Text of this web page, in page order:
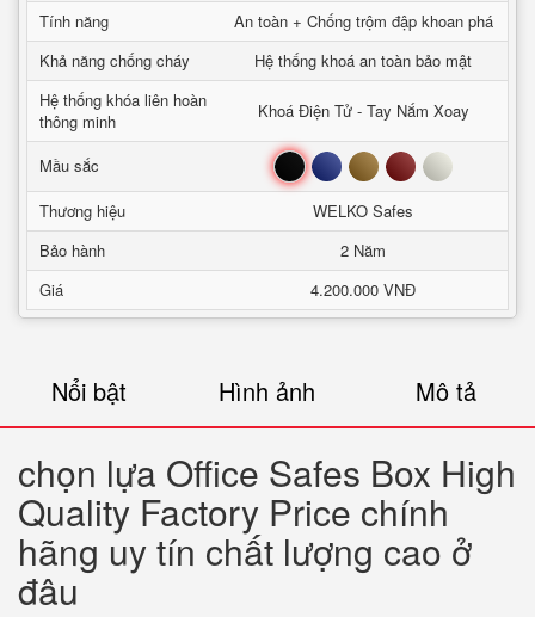
Tính năng
An toàn + Chống trộm đập khoan phá
Khả năng chống cháy
Hệ thống khoá an toàn bảo mật
Hệ thống khóa liên hoàn
thông minh
Khoá Điện Tử - Tay Nắm Xoay
Mầu sắc Đen Xanh Nâu Đỏ Trắng
Thương hiệu
WELKO Safes
Bảo hành
2 Năm
Giá
4.200.000 VNĐ
Nổi bật Hình ảnh Mô tả
chọn lựa Office Safes Box High
Quality Factory Price chính
hãng uy tín chất lượng cao ở
đâu